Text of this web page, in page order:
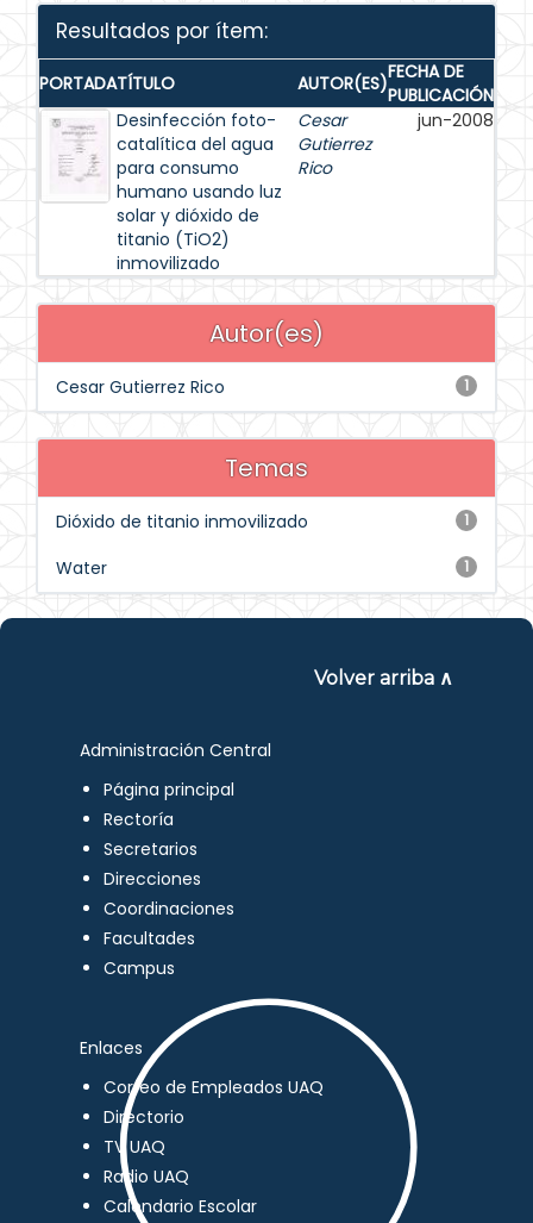
Resultados por ítem:
PORTADATÍTULO AUTOR(ES)FECHA DE
PUBLICACIÓN
Desinfección foto-
catalítica del agua
para consumo
humano usando luz
solar y dióxido de
titanio (TiO2)
inmovilizado
Cesar
Gutierrez
Rico
jun-2008
Autor(es)
1
Cesar Gutierrez Rico
Temas
1
Dióxido de titanio inmovilizado
1
Water
Volver arriba ∧
Administración Central
Página principal
Rectoría
Secretarios
Direcciones
Coordinaciones
Facultades
Campus
Enlaces
Correo de Empleados UAQ
Directorio
TV UAQ
Radio UAQ
Calendario Escolar